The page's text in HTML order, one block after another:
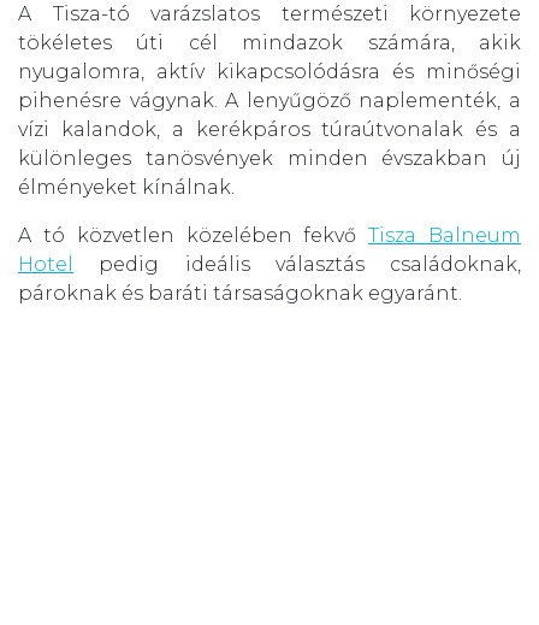
A Tisza-tó varázslatos természeti környezete
tökéletes úti cél mindazok számára, akik
nyugalomra, aktív kikapcsolódásra és minőségi
pihenésre vágynak. A lenyűgöző naplementék, a
vízi kalandok, a kerékpáros túraútvonalak és a
különleges tanösvények minden évszakban új
élményeket kínálnak.
A tó közvetlen közelében fekvőTisza Balneum
Hotel
pedig ideális választás családoknak,
pároknak és baráti társaságoknak egyaránt.